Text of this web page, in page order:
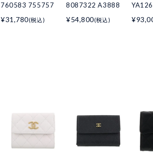
760583 755757
¥31,780(税込)
8087322 A3888
¥54,800(税込)